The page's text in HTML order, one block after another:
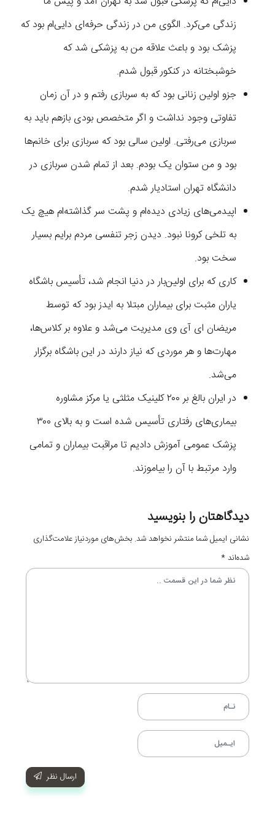
زندگی می‌کرد. الگوی من در زندگی حرفه‌ای دایی‌ام بود که
پزشک بود و باعث علاقه من به پزشکی شد که
خوشبختانه در کنکور قبول شدم.
جزو اولین زنانی بود که به سربازی رفتم و در آن زمان
تفاوتی وجود نداشت و اگر متخصص بودی بازهم باید به
سربازی می‌رفتی. اولین سالی بود که سربازی برای خانم‌ها
بود و من ستوان یک بودم. بعد از تمام شدن سربازی در
دانشگاه تهران استادیار شدم.
اپیدمی‌های زیادی دیده‌ام و پشت سر گذاشته‌ام هیچ یک
به تلخی کرونا نبود. دیدن زجر تنفسی مردم برایم بسیار
سخت بود.
کاری که برای اولین‌بار در دنیا انجام شد، تأسیس باشگاه
یاران مثبت برای بیماران مبتلا به ایدز بود که توسط
مریضان ای آی وی مدیریت می‌شد و علاوه بر کلاس‌ها،
مهارت‌ها و هر موردی که نیاز دارند در این باشگاه برگزار
می‌شد.
در ایران بالغ بر ۲۰۰ کلینیک مثلثی یا مرکز مشاوره
بیماری‌های رفتاری تأسیس شده است و به بالای ۳۰۰
پزشک عمومی آموزش دادیم تا مراقبت بیماران و تمامی
وارد مرتبط با آن را بیاموزند.
دیدگاهتان را بنویسید
نشانی ایمیل شما منتشر نخواهد شد. بخش‌های موردنیاز علامت‌گذاری
شده‌اند*
ارسال نظر